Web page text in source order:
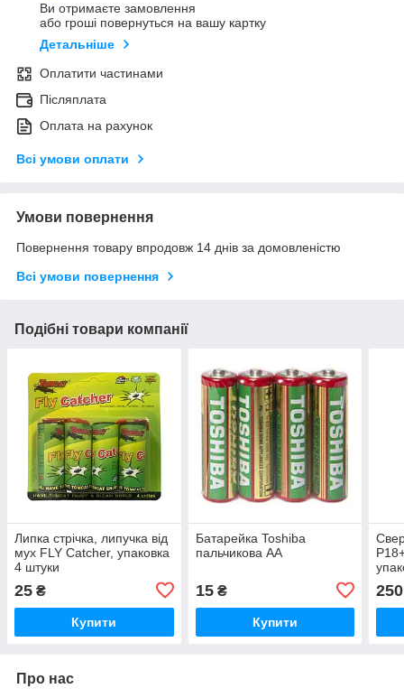
Ви отримаєте замовлення
або гроші повернуться на вашу картку
Детальніше
Оплатити частинами
Післяплата
Оплата на рахунок
Всі умови оплати
Умови повернення
Повернення товару впродовж 14 днів за домовленістю
Всі умови повернення
Подібні товари компанії
Липка стрічка, липучка від
мух FLY Catcher, упаковка
4 штуки
25 ₴
Купити
Батарейка Toshiba
пальчикова AA
15₴
Купити
250
Про нас